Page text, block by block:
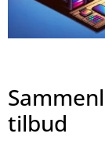
tilbud